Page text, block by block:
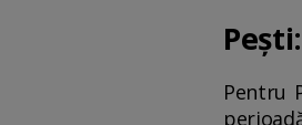
Pentru